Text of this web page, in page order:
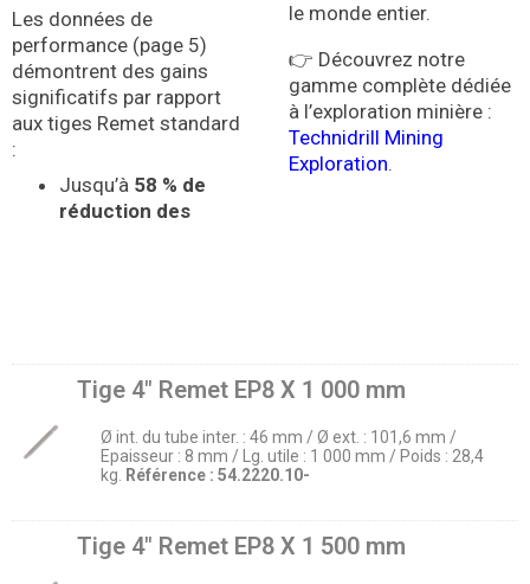
Les données de
performance (page 5)
démontrent des gains
significatifs par rapport
aux tiges Remet standard
:
Jusqu’à 58 % de
réduction des
le monde entier.
👉 Découvrez notre
gamme complète dédiée
à l’exploration minière :
Technidrill Mining
Exploration.
Tige 4″ Remet EP8 X 1 000 mm
Ø int. du tube inter. : 46 mm / Ø ext. : 101,6 mm /
Epaisseur : 8 mm / Lg. utile : 1 000 mm / Poids : 28,4
kg.
Référence : 54.2220.10-
Tige 4″ Remet EP8 X 1 500 mm